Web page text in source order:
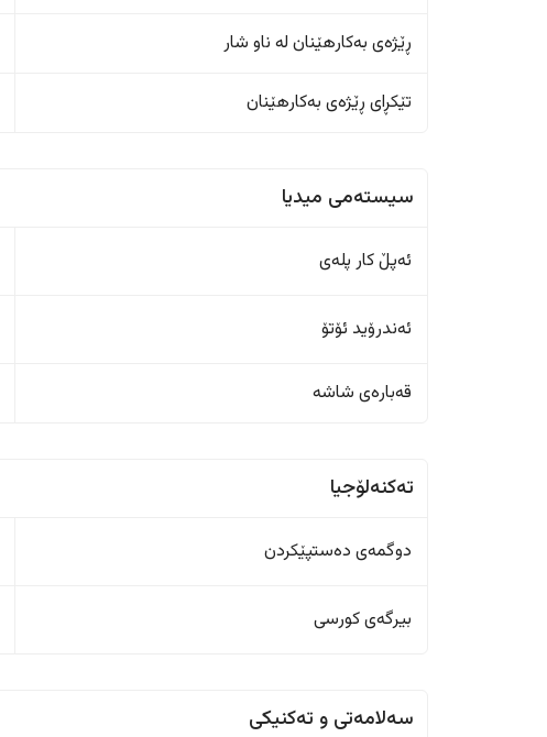
ڕێژەى بەکارهێنان له ناو شار
تێکڕای ڕێژەى بەکارهێنان
سیستەمی میدیا
ئەپڵ کار پلەی
ئەندرۆید ئۆتۆ
قەبارەی شاشە
تەکنەلۆجیا
دوگمەی دەستپێکردن
بیرگەی کورسی
سەلامەتی و تەکنیکی